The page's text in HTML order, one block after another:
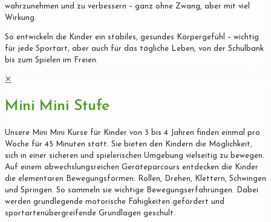
wahrzunehmen und zu verbessern – ganz ohne Zwang, aber mit viel
Wirkung.
So entwickeln die Kinder ein stabiles, gesundes Körpergefühl – wichtig
für jede Sportart, aber auch für das tägliche Leben, von der Schulbank
bis zum Spielen im Freien.
✕
Mini Mini Stufe
Unsere Mini Mini Kurse für Kinder von 3 bis 4 Jahren finden einmal pro
Woche für 45 Minuten statt. Sie bieten den Kindern die Möglichkeit,
sich in einer sicheren und spielerischen Umgebung vielseitig zu bewegen.
Auf einem abwechslungsreichen Geräteparcours entdecken die Kinder
die elementaren Bewegungsformen: Rollen, Drehen, Klettern, Schwingen
und Springen. So sammeln sie wichtige Bewegungserfahrungen. Dabei
werden grundlegende motorische Fähigkeiten gefördert und
sportartenübergreifende Grundlagen geschult.